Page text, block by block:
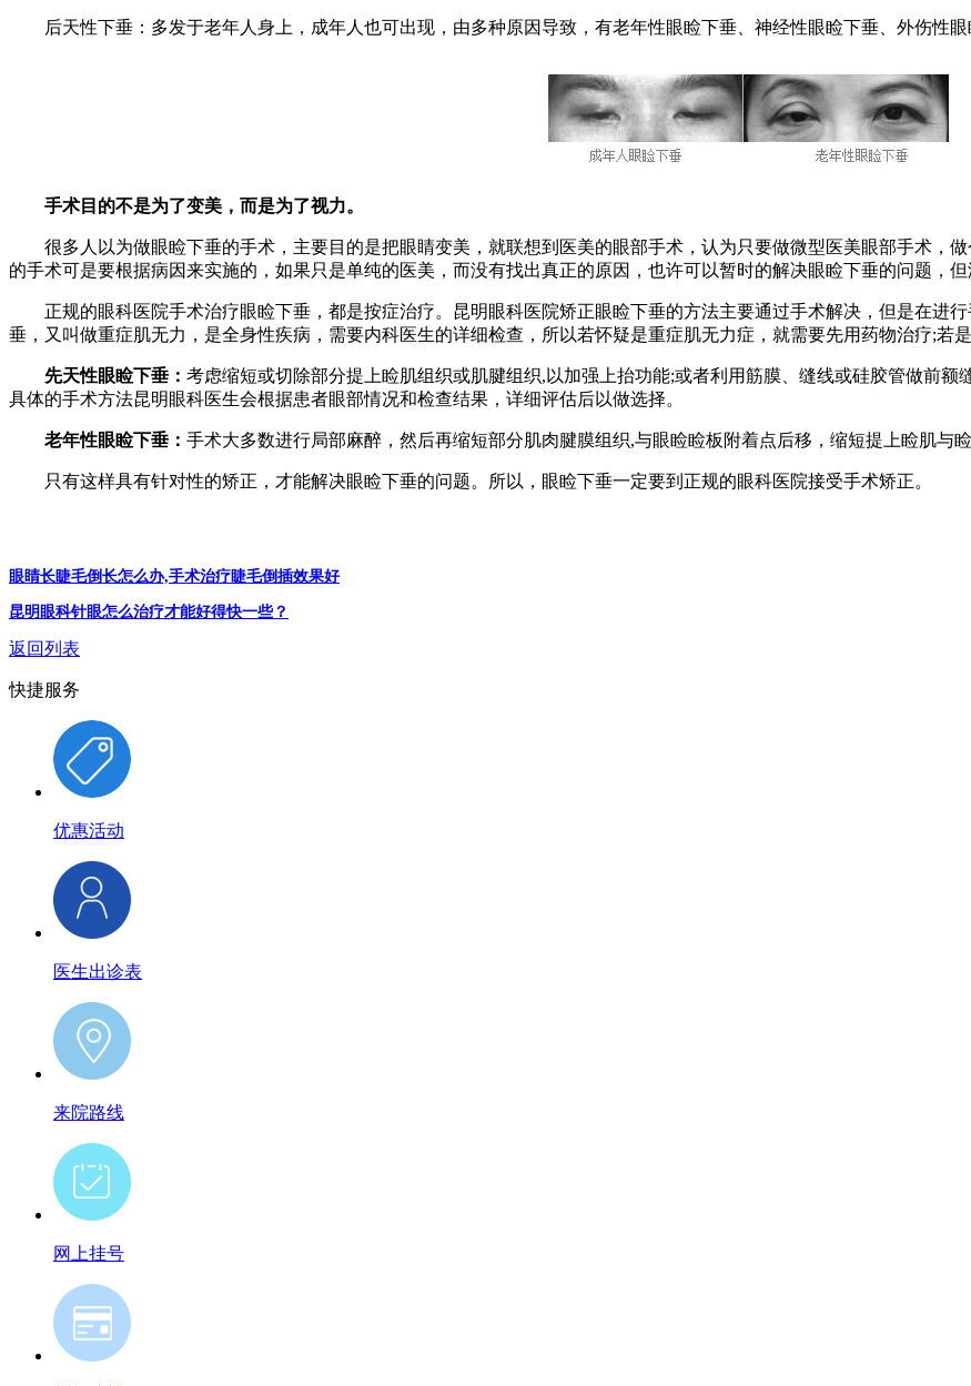
后天性下垂：多发于老年人身上，成年人也可出现，由多种原因导致，有老年性眼睑下垂、神经性眼睑下垂、外伤性眼
手术目的不是为了变美，而是为了视力。
很多人以为做眼睑下垂的手术，主要目的是把眼睛变美，就联想到医美的眼部手术，认为只要做微型医美眼部手术，
的手术可是要根据病因来实施的，如果只是单纯的医美，而没有找出真正的原因，也许可以暂时的解决眼睑下垂的问题，但
正规的眼科医院手术治疗眼睑下垂，都是按症治疗。昆明眼科医院矫正眼睑下垂的方法主要通过手术解决，但是在进
垂，又叫做重症肌无力，是全身性疾病，需要内科医生的详细检查，所以若怀疑是重症肌无力症，就需要先用药物治疗;若
先天性眼睑下垂： 考虑缩短或切除部分提上睑肌组织或肌腱组织,以加强上抬功能;或者利用筋膜、缝线或硅胶管做前额
具体的手术方法昆明眼科医生会根据患者眼部情况和检查结果，详细评估后以做选择。
老年性眼睑下垂： 手术大多数进行局部麻醉，然后再缩短部分肌肉腱膜组织,与眼睑睑板附着点后移，缩短提上睑肌与
只有这样具有针对性的矫正，才能解决眼睑下垂的问题。所以，眼睑下垂一定要到正规的眼科医院接受手术矫正。
眼睛长睫毛倒长怎么办,手术治疗睫毛倒插效果好
昆明眼科针眼怎么治疗才能好得快一些？
返回列表
快捷服务
优惠活动
医生出诊表
来院路线
网上挂号